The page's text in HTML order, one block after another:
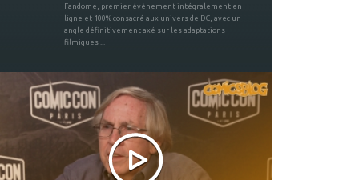
Fandome, premier évènement intégralement en
ligne et 100% consacré aux univers de DC, avec un
angle définitivement axé sur les adaptations
filmiques ...